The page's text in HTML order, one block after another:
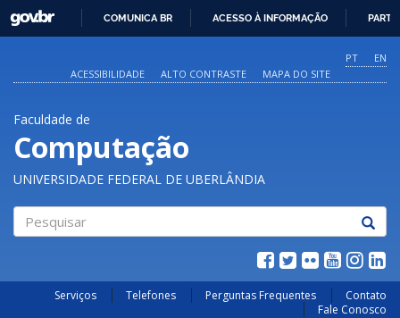
O
CONTEÚDO
GOVBR
COMUNICA BR ACESSO À INFORMAÇÃO
PT
EN
ACESSIBILIDADE
ALTO CONTRASTE MAPA DO SITE
Faculdade de
Computação
UNIVERSIDADE FEDERAL DE UBERLÂNDIA
Serviços Telefones Perguntas Frequentes
Contato
Fale Conosco